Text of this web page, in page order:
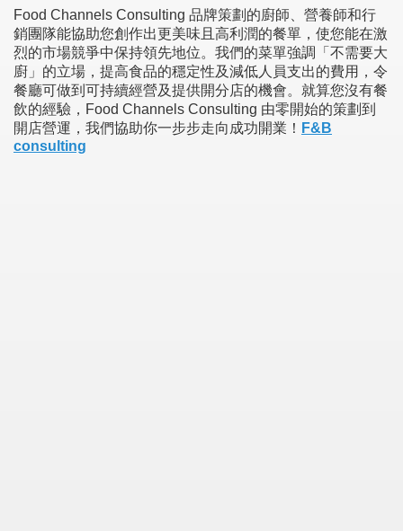
Food Channels Consulting 品牌策劃的廚師、營養師和行
銷團隊能協助您創作出更美味且高利潤的餐單，使您能在激
烈的市場競爭中保持領先地位。我們的菜單強調「不需要大
廚」的立場，提高食品的穩定性及減低人員支出的費用，令
餐廳可做到可持續經營及提供開分店的機會。就算您沒有餐
飲的經驗，Food Channels Consulting 由零開始的策劃到
開店營運，我們協助你一步步走向成功開業！ F&B
consulting